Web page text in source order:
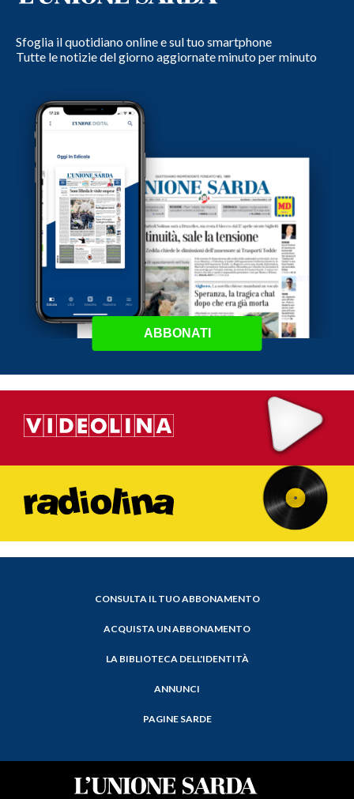
Sfoglia il quotidiano online e sul tuo smartphone
Tutte le notizie del giorno aggiornate minuto per minuto
ABBONATI
CONSULTA IL TUO ABBONAMENTO
ACQUISTA UN ABBONAMENTO
LA BIBLIOTECA DELL'IDENTITÀ
ANNUNCI
PAGINE SARDE